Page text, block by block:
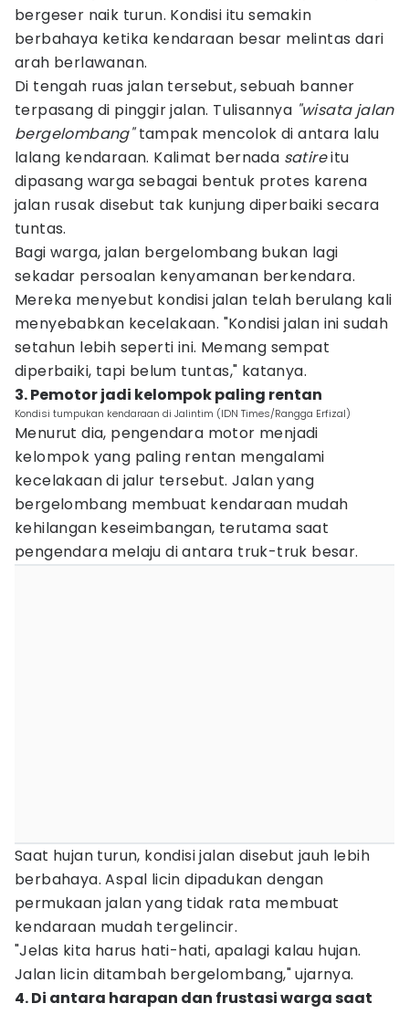
bergeser naik turun. Kondisi itu semakin
berbahaya ketika kendaraan besar melintas dari
arah berlawanan.
Di tengah ruas jalan tersebut, sebuah banner
terpasang di pinggir jalan. Tulisannya "wisata jalan
bergelombang"tampak mencolok di antara lalu
lalang kendaraan. Kalimat bernada satireitu
dipasang warga sebagai bentuk protes karena
jalan rusak disebut tak kunjung diperbaiki secara
tuntas.
Bagi warga, jalan bergelombang bukan lagi
sekadar persoalan kenyamanan berkendara.
Mereka menyebut kondisi jalan telah berulang kali
menyebabkan kecelakaan. "Kondisi jalan ini sudah
setahun lebih seperti ini. Memang sempat
diperbaiki, tapi belum tuntas," katanya.
3. Pemotor jadi kelompok paling rentan
Kondisi tumpukan kendaraan di Jalintim (IDN Times/Rangga Erfizal)
Menurut dia, pengendara motor menjadi
kelompok yang paling rentan mengalami
kecelakaan di jalur tersebut. Jalan yang
bergelombang membuat kendaraan mudah
kehilangan keseimbangan, terutama saat
pengendara melaju di antara truk-truk besar.
Saat hujan turun, kondisi jalan disebut jauh lebih
berbahaya. Aspal licin dipadukan dengan
permukaan jalan yang tidak rata membuat
kendaraan mudah tergelincir.
"Jelas kita harus hati-hati, apalagi kalau hujan.
Jalan licin ditambah bergelombang," ujarnya.
4. Di antara harapan dan frustasi warga saat